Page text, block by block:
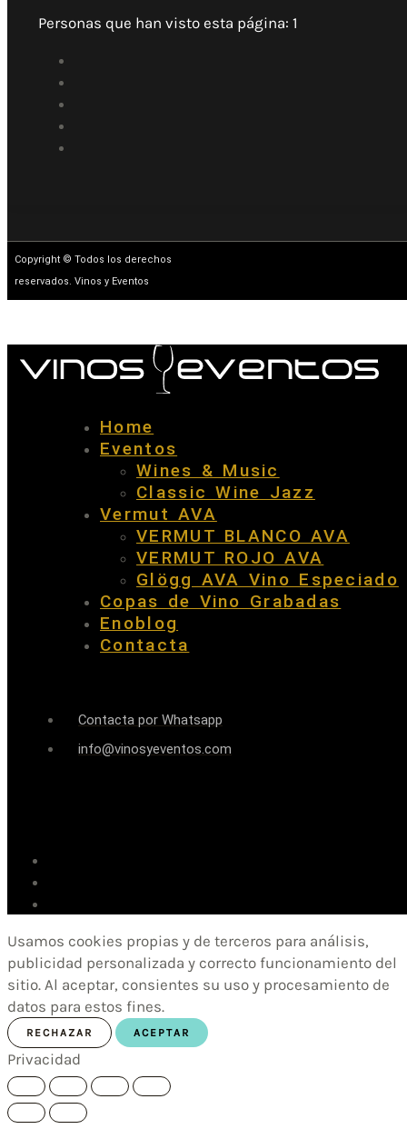
Personas que han visto esta página: 1
Copyright © Todos los derechos
reservados. Vinos y Eventos
Home
Eventos
Wines & Music
Classic Wine Jazz
Vermut AVA
VERMUT BLANCO AVA
VERMUT ROJO AVA
Glögg AVA Vino Especiado
Copas de Vino Grabadas
Enoblog
Contacta
Contacta por Whatsapp
info@vinosyeventos.com
Usamos cookies propias y de terceros para análisis,
publicidad personalizada y correcto funcionamiento del
sitio. Al aceptar, consientes su uso y procesamiento de
datos para estos fines.
RECHAZAR ACEPTAR
Privacidad